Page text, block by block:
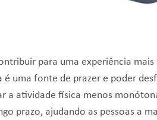
para uma experiência
é uma fonte de prazer e poder
atividade física menos
prazo, ajudando as pessoas a